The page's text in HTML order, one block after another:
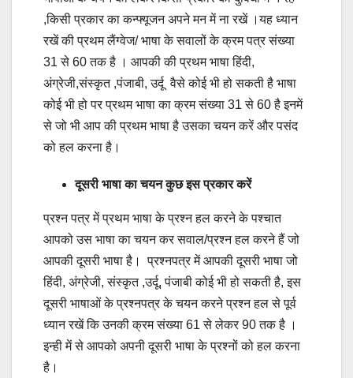
,किसी प्रकार का कन्फ्यूजन अपने मन में ना रखें ।यह ध्यान
रखें की प्रथम लैंग्वेज/ भाषा के सवालों के क्रम पत्र संख्या
31 से 60 तक है । आपकी की प्रथम भाषा हिंदी,
अंग्रेजी,संस्कृत ,पंजाबी, उर्दू वैसे कोई भी हो सकती है भाषा
कोई भी हो पर प्रथम भाषा का क्रम संख्या 31 से 60 है इनमें
से जो भी आप की प्रथम भाषा है उसका चयन करें और पसंद
को हल करना है।
दूसरी भाषा का चयन कुछ इस प्रकार करें
प्रश्न पत्र में प्रथम भाषा के प्रश्न हल करने के पश्चात
आपको उस भाषा का चयन कर सवाल/प्रश्न हल करने हैं जो
आपकी दूसरी भाषा है। प्रश्नपत्र में आपकी दूसरी भाषा जो
हिंदी, अंग्रेजी, संस्कृत ,उर्दू, पंजाबी कोई भी हो सकती है, इस
दूसरी भाषाओं के प्रश्नपत्र के चयन करने प्रश्न हल से पूर्व
ध्यान रखें कि उनकी क्रम संख्या 61 से लेकर 90 तक है ।
इन्ही में से आपको अपनी दूसरी भाषा के प्रश्नों को हल करना
है।